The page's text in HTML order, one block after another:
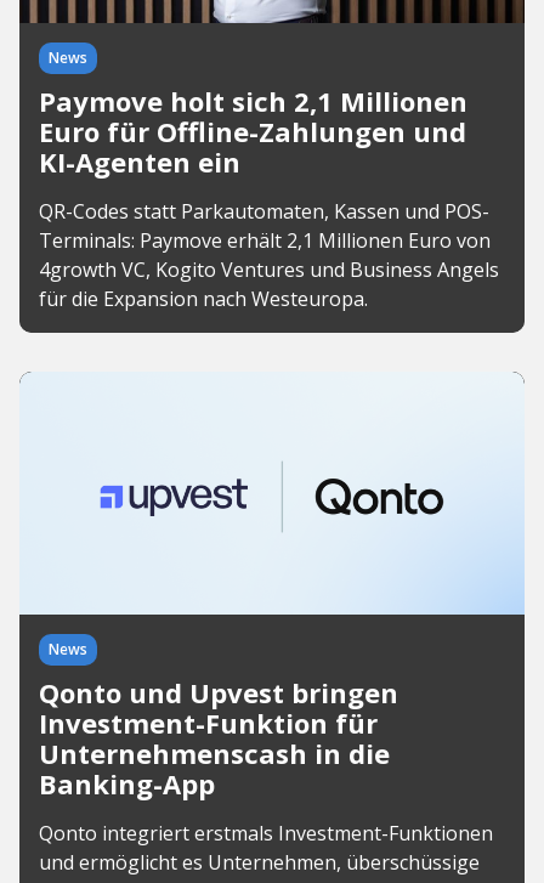
News
Paymove holt sich 2,1 Millionen
Euro für Offline-Zahlungen und
KI-Agenten ein
QR-Codes statt Parkautomaten, Kassen und POS-
Terminals: Paymove erhält 2,1 Millionen Euro von
4growth VC, Kogito Ventures und Business Angels
für die Expansion nach Westeuropa.
News
Qonto und Upvest bringen
Investment-Funktion für
Unternehmenscash in die
Banking-App
Qonto integriert erstmals Investment-Funktionen
und ermöglicht es Unternehmen, überschüssige